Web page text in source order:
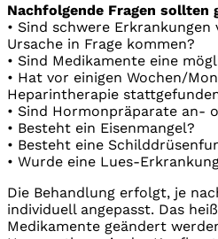
Nachfolgende Fragen sollten
• Sind schwere
Ursache in Frage kommen?
• Sind Medikamente eine
• Hat vor einigen Wochen/
Heparintherapie
• Sind Hormonpräparate an-
• Besteht ein Eisenmangel?
• Besteht eine
• Wurde eine Lues-
Die Behandlung erfolgt, je
individuell angepasst. Das
Medikamente geändert